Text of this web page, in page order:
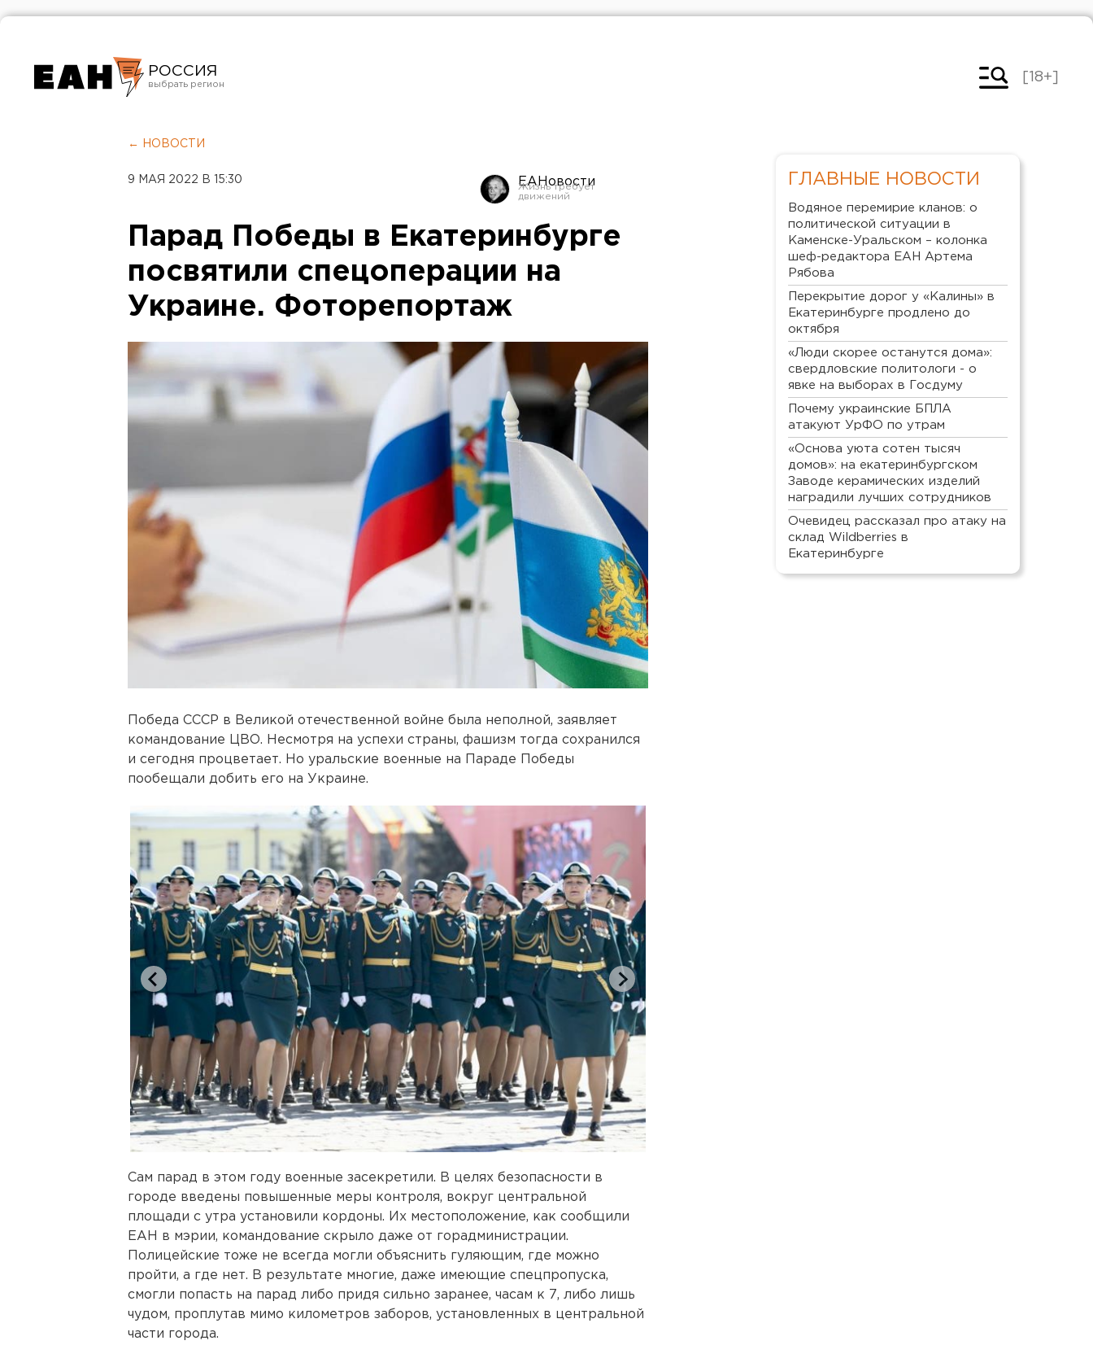
РОССИЯ
Челябинск
[18+]
← НОВОСТИ
9 МАЯ 2022 В 15:30 ЕАНовости
Парад Победы в Екатеринбурге
посвятили спецоперации на
Украине. Фоторепортаж
Победа СССР в Великой отечественной войне была неполной, заявляет
командование ЦВО. Несмотря на успехи страны, фашизм тогда сохранился
и сегодня процветает. Но уральские военные на Параде Победы
пообещали добить его на Украине.
Сам парад в этом году военные засекретили. В целях безопасности в
городе введены повышенные меры контроля, вокруг центральной
площади с утра установили кордоны. Их местоположение, как сообщили
ЕАН в мэрии, командование скрыло даже от горадминистрации.
Полицейские тоже не всегда могли объяснить гуляющим, где можно
пройти, а где нет. В результате многие, даже имеющие спецпропуска,
смогли попасть на парад либо придя сильно заранее, часам к 7, либо лишь
чудом, проплутав мимо километров заборов, установленных в центральной
части города.
ГЛАВНЫЕ НОВОСТИ
Водяное перемирие кланов: о
политической ситуации в
Каменске-Уральском – колонка
шеф-редактора ЕАН Артема
Рябова
Перекрытие дорог у «Калины» в
Екатеринбурге продлено до
октября
«Люди скорее останутся дома»:
свердловские политологи - о
явке на выборах в Госдуму
Почему украинские БПЛА
атакуют УрФО по утрам
«Основа уюта сотен тысяч
домов»: на екатеринбургском
Заводе керамических изделий
наградили лучших сотрудников
Очевидец рассказал про атаку на
склад Wildberries в
Екатеринбурге